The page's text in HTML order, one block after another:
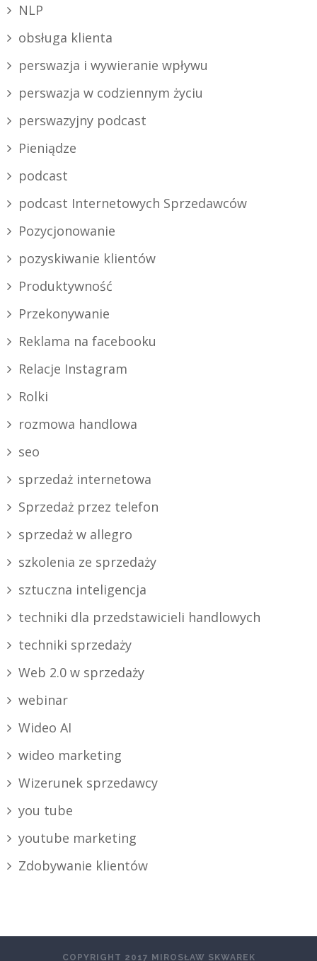
NLP
obsługa klienta
perswazja i wywieranie wpływu
perswazja w codziennym życiu
perswazyjny podcast
Pieniądze
podcast
podcast Internetowych Sprzedawców
Pozycjonowanie
pozyskiwanie klientów
Produktywność
Przekonywanie
Reklama na facebooku
Relacje Instagram
Rolki
rozmowa handlowa
seo
sprzedaż internetowa
Sprzedaż przez telefon
sprzedaż w allegro
szkolenia ze sprzedaży
sztuczna inteligencja
techniki dla przedstawicieli handlowych
techniki sprzedaży
Web 2.0 w sprzedaży
webinar
Wideo AI
wideo marketing
Wizerunek sprzedawcy
you tube
youtube marketing
Zdobywanie klientów
COPYRIGHT 2017 MIROSŁAW SKWAREK